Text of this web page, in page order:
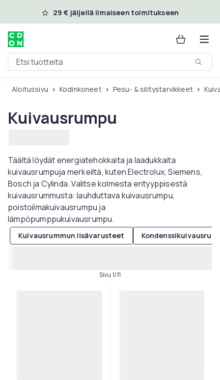
Ohita ja siirry pääsisältöön
29 € jäljellä ilmaiseen toimitukseen
Etsi tuotteita
Aloitussivu Kodinkoneet Pesu- & silitystarvikkeet
Kuivausrumpu
Täältä löydät energiatehokkaita ja laadukkaita
kuivausrumpuja merkeiltä, ​​kuten Electrolux, Siemens,
Bosch ja Cylinda. Valitse kolmesta erityyppisestä
kuivausrummusta: lauhduttava kuivausrumpu,
poistoilmakuivausrumpu ja
lämpöpumppukuivausrumpu.
Kuivausrummun lisävarusteet
Sivu 1/11